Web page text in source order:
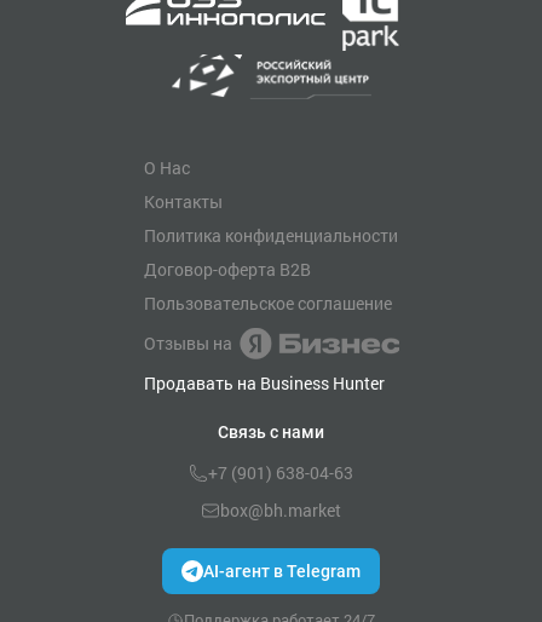
О Нас
Контакты
Политика конфиденциальности
Договор-оферта B2B
Пользовательское соглашение
Отзывы на
Продавать на Business Hunter
Связь с нами
+7 (901) 638-04-63
box@bh.market
AI-агент в Telegram